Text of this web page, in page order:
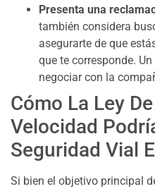
Presenta una
también considera
asegurarte de que
que te corresponde.
negociar con la
Cómo La Ley
Velocidad
Seguridad Vial
Si bien el objetivo principal